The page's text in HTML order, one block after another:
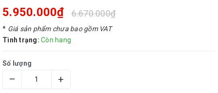
5.950.000₫ 6.670.000₫
* Giá sản phẩm chưa bao gồm VAT
Tình trạng: Còn hang
Số lượng
– +